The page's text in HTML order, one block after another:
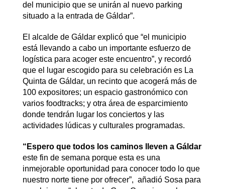
del municipio que se unirán al nuevo parking
situado a la entrada de Gáldar”.
El alcalde de Gáldar explicó que “el municipio
está llevando a cabo un importante esfuerzo de
logística para acoger este encuentro”, y recordó
que el lugar escogido para su celebración es La
Quinta de Gáldar, un recinto que acogerá más de
100 expositores; un espacio gastronómico con
varios foodtracks; y otra área de esparcimiento
donde tendrán lugar los conciertos y las
actividades lúdicas y culturales programadas.
“Espero que todos los caminos lleven a Gáldar
este fin de semana porque esta es una
inmejorable oportunidad para conocer todo lo que
nuestro norte tiene por ofrecer”, añadió Sosa para